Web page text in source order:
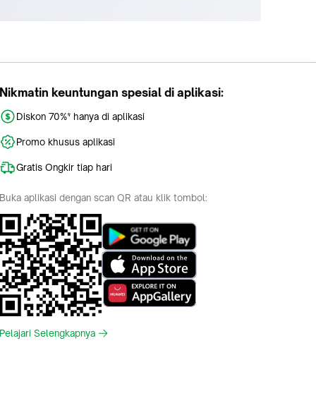
Nikmatin keuntungan spesial di aplikasi:
Diskon 70%* hanya di aplikasi
Promo khusus aplikasi
Gratis Ongkir tiap hari
Buka aplikasi dengan scan QR atau klik tombol:
Pelajari Selengkapnya